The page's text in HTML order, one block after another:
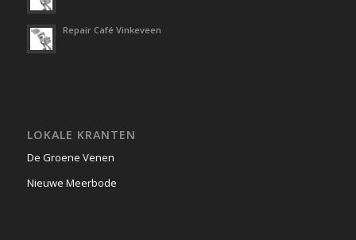
Repair Café Vinkeveen
LOKALE KRANTEN
De Groene Venen
Nieuwe Meerbode